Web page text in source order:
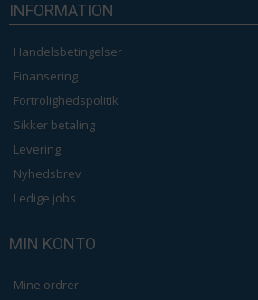
INFORMATION
Handelsbetingelser
Finansering
Fortrolighedspolitik
Sikker betaling
Levering
Nyhedsbrev
Ledige jobs
MIN KONTO
Mine ordrer